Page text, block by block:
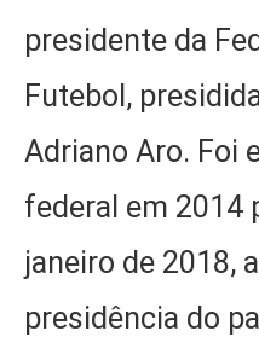
presidente da
Futebol,
Adriano Aro. Foi
federal em 2014
janeiro de 2018,
presidência do